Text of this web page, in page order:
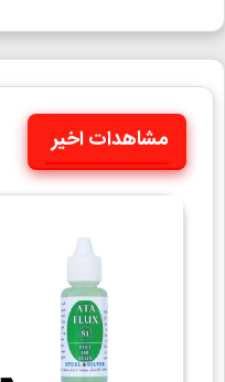
مشاهدات اخیر